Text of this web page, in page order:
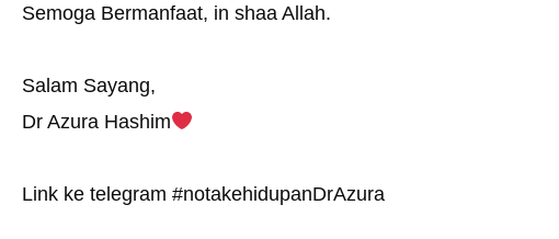
Semoga Bermanfaat, in shaa Allah.
Salam Sayang,
Dr Azura Hashim
Link ke telegram #notakehidupanDrAzura